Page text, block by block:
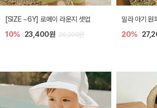
밀라 아기 원피스
20% 27,200원 34,000원
엘리오 아기
20%